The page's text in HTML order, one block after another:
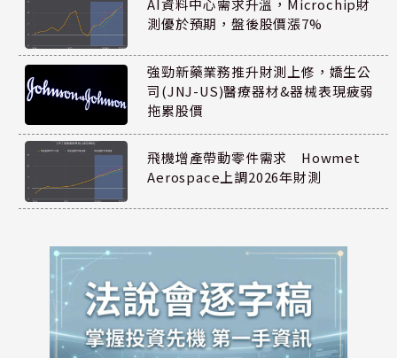
AI資料中心需求升溫，Microchip財
測優於預期，盤後股價漲7%
強勁新藥業務推升財測上修，嬌生公
司(JNJ-US)醫療器材&器械表現疲弱
拖累股價
飛機增產帶動零件需求 Howmet
Aerospace上調2026年財測